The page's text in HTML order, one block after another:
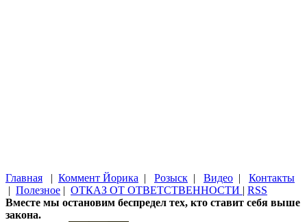
Главная | Коммент Йорика | Розыск | Видео | Контакты
| Полезное | ОТКАЗ ОТ ОТВЕТСТВЕННОСТИ | RSS
Вместе мы остановим беспредел тех, кто ставит себя выше
закона.